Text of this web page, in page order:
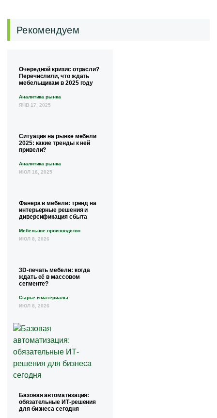
Рекомендуем
Очередной кризис отрасли?
Перечислили, что ждать
мебельщикам в 2025 году
Аналитика рынка
ЯНВ 17, 2025
Ситуация на рынке мебели
2025: какие тренды к ней
привели?
Аналитика рынка
ИЮЛ 18, 2025
Фанера в мебели: тренд на
интерьерные решения и
диверсификация сбыта
Мебельное производство
ИЮЛ 8, 2026
3D-печать мебели: когда
ждать её в массовом
сегменте?
Сырье и материалы
ИЮЛ 8, 2026
Базовая автоматизация:
обязательные ИТ-решения
для бизнеса сегодня